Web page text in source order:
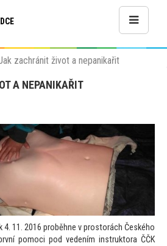
zachránit život a nepanikařit
A NEPANIKAŘIT
11. 2016 proběhne v prostorách Českého
pomoci pod vedením instruktora ČČK